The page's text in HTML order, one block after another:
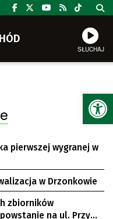
SŁUCHAJ
pierwszej wygranej w
w Drzonkowie
zbiorników
na ul. Przy